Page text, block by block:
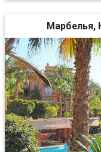
Марбелья,